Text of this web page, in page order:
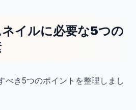
イルに必要な5つの
べき5つのポイントを整理しまし